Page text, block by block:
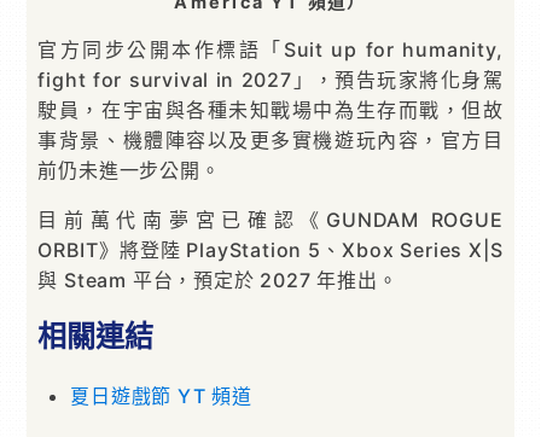
官方同步公開本作標語「Suit up for humanity,
fight for survival in 2027」，預告玩家將化身駕
駛員，在宇宙與各種未知戰場中為生存而戰，但故
事背景、機體陣容以及更多實機遊玩內容，官方目
前仍未進一步公開。
目前萬代南夢宮已確認《GUNDAM ROGUE
ORBIT》將登陸 PlayStation 5、Xbox Series X|S
與 Steam 平台，預定於 2027 年推出。
相關連結
夏日遊戲節 YT 頻道